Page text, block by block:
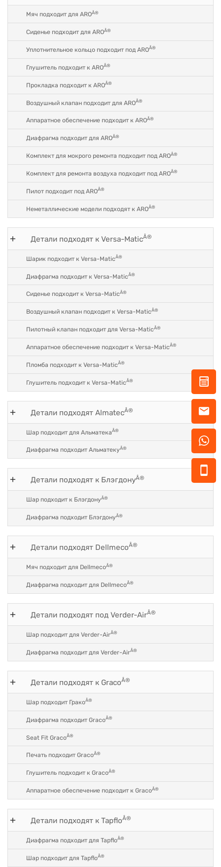
Мяч подходит для AROÂ®
Сиденье подходит для AROÂ®
Уплотнительное кольцо подходит под AROÂ®
Глушитель подходит к AROÂ®
Прокладка подходит к AROÂ®
Воздушный клапан подходит для AROÂ®
Аппаратное обеспечение подходит к AROÂ®
Диафрагма подходит для AROÂ®
Комплект для мокрого ремонта подходит под AROÂ®
Комплект для ремонта воздуха подходит под AROÂ®
Пилот подходит под AROÂ®
Неметаллические модели подходят к AROÂ®
Детали подходят к Versa-MaticÂ®
Шарик подходит к Versa-MaticÂ®
Диафрагма подходит к Versa-MaticÂ®
Сиденье подходит к Versa-MaticÂ®
Воздушный клапан подходит к Versa-MaticÂ®
Пилотный клапан подходит для Versa-MaticÂ®
Аппаратное обеспечение подходит к Versa-MaticÂ®
Пломба подходит к Versa-MaticÂ®
Глушитель подходит к Versa-MaticÂ®
Детали подходят AlmatecÂ®
Шар подходит для АльматекаÂ®
Диафрагма подходит АльматекуÂ®
Детали подходят к БлэгдонуÂ®
Шар подходит к БлэгдонуÂ®
Диафрагма подходит БлэгдонуÂ®
Детали подходят DellmecoÂ®
Мяч подходит для DellmecoÂ®
Диафрагма подходит для DellmecoÂ®
Детали подходят под Verder-AirÂ®
Шар подходит для Verder-AirÂ®
Диафрагма подходит для Verder-AirÂ®
Детали подходят к GracoÂ®
Шар подходит ГракоÂ®
Диафрагма подходит GracoÂ®
Seat Fit GracoÂ®
Печать подходит GracoÂ®
Глушитель подходит к GracoÂ®
Аппаратное обеспечение подходит к GracoÂ®
Детали подходят к TapfloÂ®
Диафрагма подходит для TapfloÂ®
Шар подходит для TapfloÂ®